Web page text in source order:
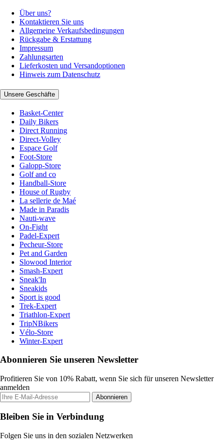
Über uns?
Kontaktieren Sie uns
Allgemeine Verkaufsbedingungen
Rückgabe & Erstattung
Impressum
Zahlungsarten
Lieferkosten und Versandoptionen
Hinweis zum Datenschutz
Unsere Geschäfte
Basket-Center
Daily Bikers
Direct Running
Direct-Volley
Espace Golf
Foot-Store
Galopp-Store
Golf and co
Handball-Store
House of Rugby
La sellerie de Maé
Made in Paradis
Nauti-wave
On-Fight
Padel-Expert
Pecheur-Store
Pet and Garden
Slowood Interior
Smash-Expert
Sneak'In
Sneakids
Sport is good
Trek-Expert
Triathlon-Expert
TripNBikers
Vélo-Store
Winter-Expert
Abonnieren Sie unseren Newsletter
Profitieren Sie von 10% Rabatt, wenn Sie sich für unseren Newsletter
anmelden
Abonnieren
Bleiben Sie in Verbindung
Folgen Sie uns in den sozialen Netzwerken